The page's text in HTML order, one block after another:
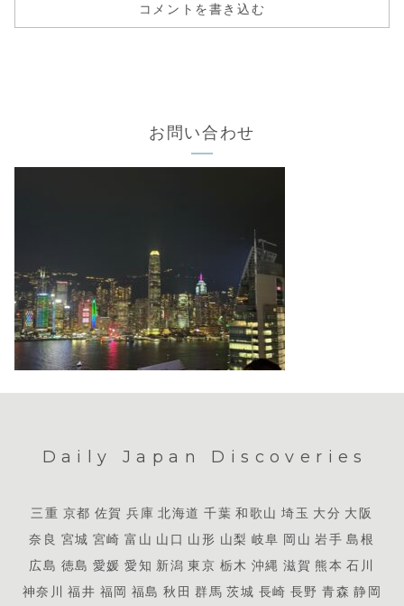
コメントを書き込む
お問い合わせ
Daily Japan Discoveries
三重 京都 佐賀 兵庫 北海道 千葉 和歌山 埼玉 大分 大阪
奈良 宮城 宮崎 富山 山口 山形 山梨 岐阜 岡山 岩手 島根
広島 徳島 愛媛 愛知 新潟 東京 栃木 沖縄 滋賀 熊本 石川
神奈川
福井 福岡 福島 秋田 群馬 茨城 長崎 長野 青森 静岡